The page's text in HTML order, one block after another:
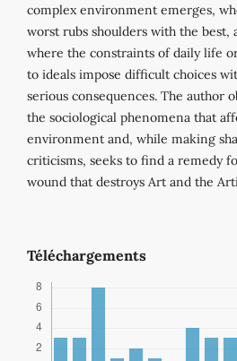
complex environment emerges,
worst rubs shoulders with the best,
where the constraints of daily life
to ideals impose difficult choices
serious consequences. The author
the sociological phenomena that
environment and, while making
criticisms, seeks to find a remedy
wound that destroys Art and the
Téléchargements